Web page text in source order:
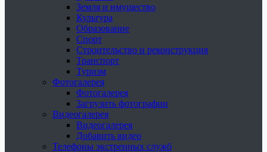
Земля и имущество
Культура
Образование
Спорт
Строительство и реконструкция
Транспорт
Туризм
Фотогалерея
Фотогалерея
Загрузить фотографии
Видеогалерея
Видеогалерея
Добавить видео
Телефоны экстренных служб